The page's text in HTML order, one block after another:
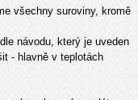
všechny suroviny, kromě
návodu, který je uveden
- hlavně v teplotách